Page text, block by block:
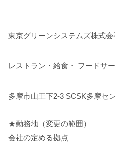
東京グリーンシステムズ株式会
レストラン・給食・ フードサ
多摩市山王下2-3 SCSK多摩セ
★勤務地（変更の範囲）
会社の定める拠点